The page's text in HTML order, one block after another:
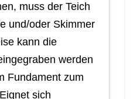
muss der Teich
und/oder Skimmer
kann die
werden
Fundament zum
sich